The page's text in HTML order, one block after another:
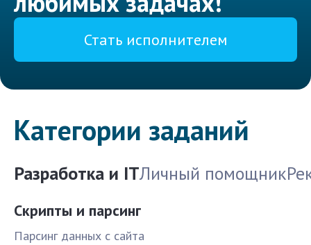
Стать исполнителем
Категории заданий
Разработка и ITЛичный помощник
Скрипты и парсинг
Парсинг данных с сайта